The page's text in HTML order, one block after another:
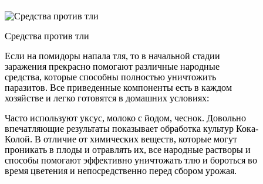
Средства против тли
Если на помидоры напала тля, то в начальной стадии
заражения прекрасно помогают различные народные
средства, которые способны полностью уничтожить
паразитов. Все приведенные компоненты есть в каждом
хозяйстве и легко готовятся в домашних условиях:
Часто используют уксус, молоко с йодом, чеснок. Довольно
впечатляющие результаты показывает обработка культур Кока-
Колой. В отличие от химических веществ, которые могут
проникать в плоды и отравлять их, все народные растворы и
способы помогают эффективно уничтожать тлю и бороться во
время цветения и непосредственно перед сбором урожая.